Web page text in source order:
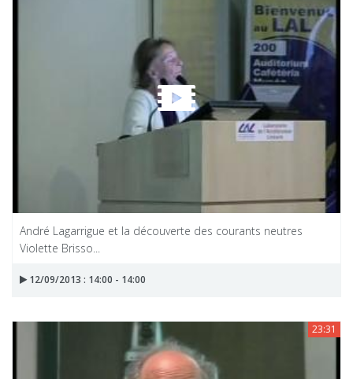
André Lagarrigue et la découverte des courants neutres
Violette Brisso...
12/09/2013 : 14:00 - 14:00
23:31